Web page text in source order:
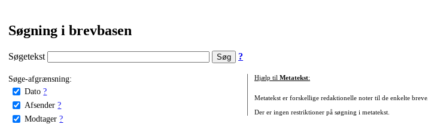
Søgning i brevbasen
Søgetekst ?
Søge-afgrænsning:
Dato ?
Afsender ?
Modtager ?
Hjælp til Metatekst:
Metatekst er forskellige redaktionelle noter til de enkelte breve.
Der er ingen restriktioner på søgning i metatekst.